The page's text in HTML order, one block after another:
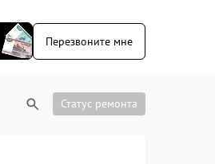
Перезвоните мне
Статус ремонта